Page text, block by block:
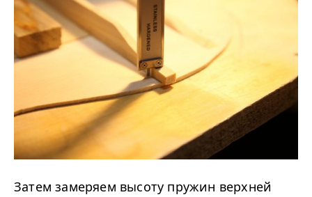
Затем замеряем высоту пружин верхней